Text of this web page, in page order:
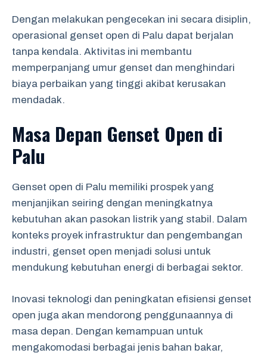
Dengan melakukan pengecekan ini secara disiplin,
operasional genset open di Palu dapat berjalan
tanpa kendala. Aktivitas ini membantu
memperpanjang umur genset dan menghindari
biaya perbaikan yang tinggi akibat kerusakan
mendadak.
Masa Depan Genset Open di
Palu
Genset open di Palu memiliki prospek yang
menjanjikan seiring dengan meningkatnya
kebutuhan akan pasokan listrik yang stabil. Dalam
konteks proyek infrastruktur dan pengembangan
industri, genset open menjadi solusi untuk
mendukung kebutuhan energi di berbagai sektor.
Inovasi teknologi dan peningkatan efisiensi genset
open juga akan mendorong penggunaannya di
masa depan. Dengan kemampuan untuk
mengakomodasi berbagai jenis bahan bakar,